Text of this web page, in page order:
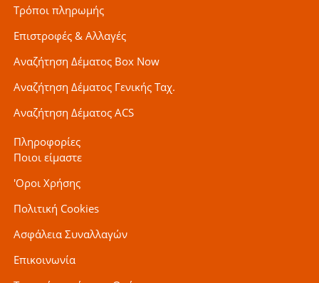
Τρόποι πληρωμής
Επιστροφές & Αλλαγές
Αναζήτηση Δέματος Box Now
Αναζήτηση Δέματος Γενικής Ταχ.
Αναζήτηση Δέματος ACS
Πληροφορίες
Ποιοι είμαστε
'Οροι Χρήσης
Πολιτική Cookies
Ασφάλεια Συναλλαγών
Επικοινωνία